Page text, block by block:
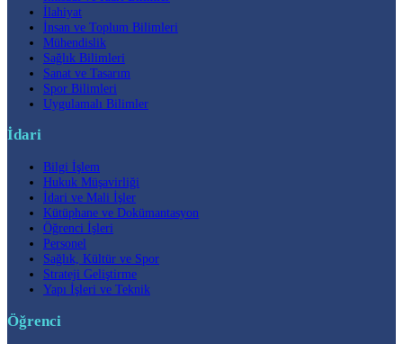
İlahiyat
İnsan ve Toplum Bilimleri
Mühendislik
Sağlık Bilimleri
Sanat ve Tasarım
Spor Bilimleri
Uygulamalı Bilimler
İdari
Bilgi İşlem
Hukuk Müşavirliği
İdari ve Mali İşler
Kütüphane ve Dokümantasyon
Öğrenci İşleri
Personel
Sağlık, Kültür ve Spor
Strateji Geliştirme
Yapı İşleri ve Teknik
Öğrenci